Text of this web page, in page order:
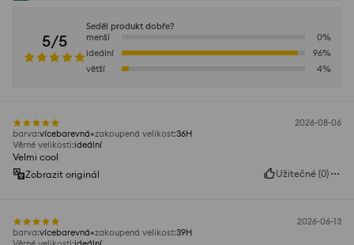
5/5
Seděl produkt dobře?
menší
0%
ideální
96%
větší
4%
2026-08-06
barva:vícebarevná zakoupená velikost:36H
Věrné velikosti:ideální
Velmi cool
Zobrazit originál
Užitečné (0)
2026-06-13
barva:vícebarevná zakoupená velikost:39H